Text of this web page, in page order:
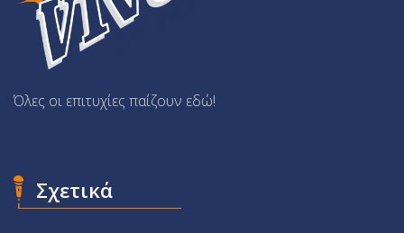
Όλες οι επιτυχίες παίζουν εδώ!
Σχετικά